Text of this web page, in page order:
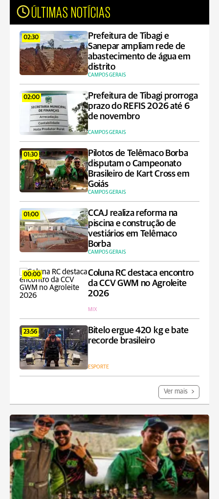
ÚLTIMAS NOTÍCIAS
02:30
Prefeitura de Tibagi e
Sanepar ampliam rede de
abastecimento de água em
distrito
CAMPOS GERAIS
02:00
Prefeitura de Tibagi prorroga
prazo do REFIS 2026 até 6
de novembro
CAMPOS GERAIS
01:30
Pilotos de Telêmaco Borba
disputam o Campeonato
Brasileiro de Kart Cross em
Goiás
CAMPOS GERAIS
01:00
CCAJ realiza reforma na
piscina e construção de
vestiários em Telêmaco
Borba
CAMPOS GERAIS
00:00
Coluna RC destaca encontro
da CCV GWM no Agroleite
2026
MIX
23:56
Bitelo ergue 420 kg e bate
recorde brasileiro
ESPORTE
Ver mais